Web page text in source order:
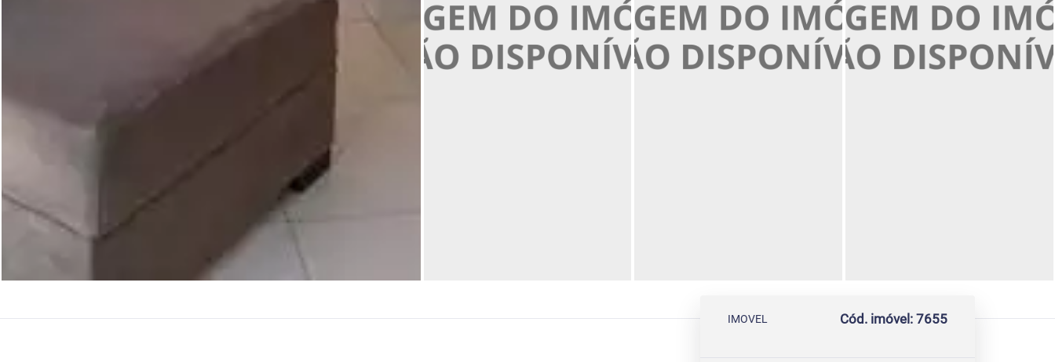
IMOVEL Cód. imóvel: 7655